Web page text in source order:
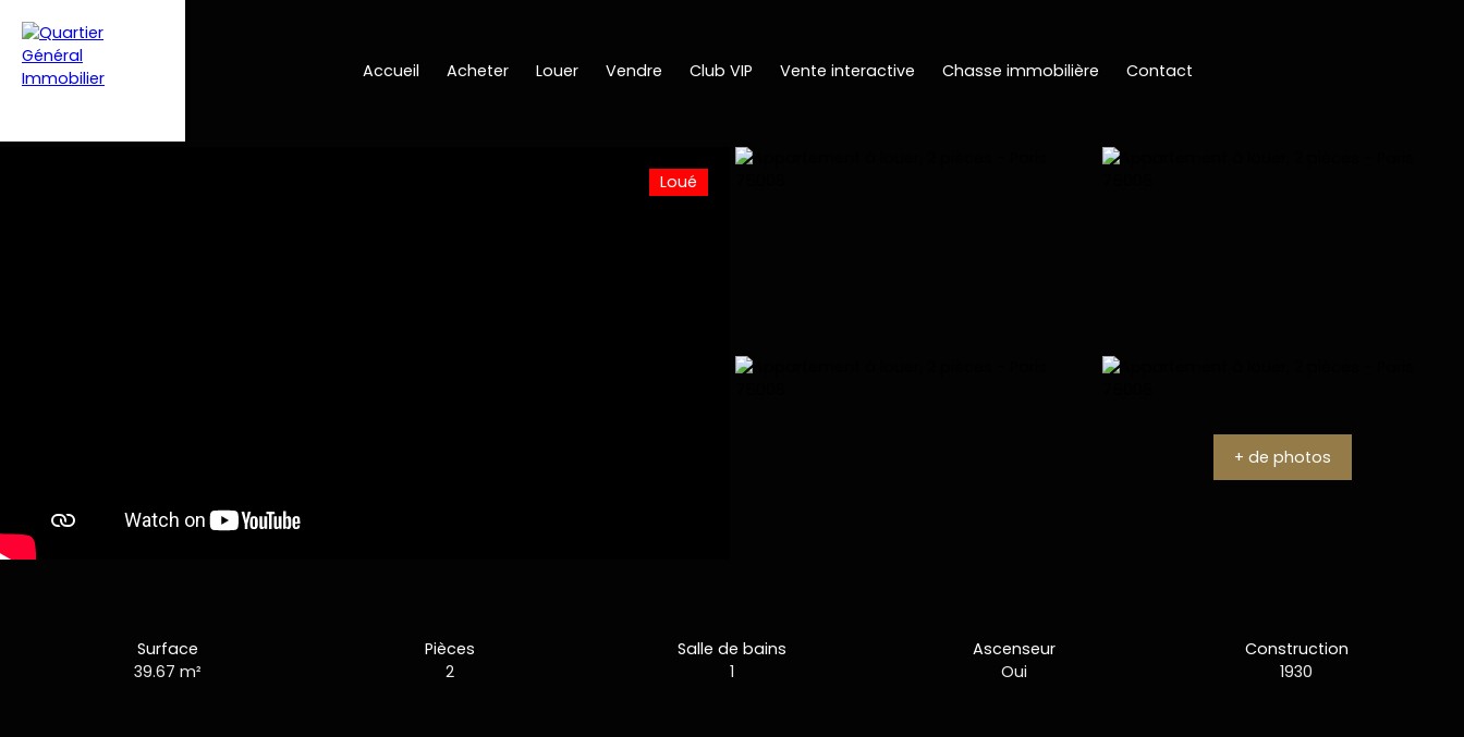
Accueil Acheter Louer Vendre Club VIP Vente interactive Chasse immobilière Contact
Loué
+ de photos
Surface
39.67 m²
Pièces
2
Salle de bains
1
Ascenseur
Oui
Construction
1930